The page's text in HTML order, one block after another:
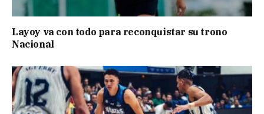
Layoy va con todo para reconquistar su trono
Nacional